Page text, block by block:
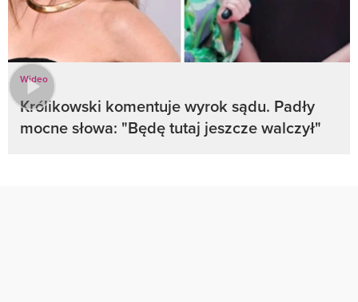
Wideo
Królikowski komentuje wyrok sądu. Padły
mocne słowa: "Będę tutaj jeszcze walczył"